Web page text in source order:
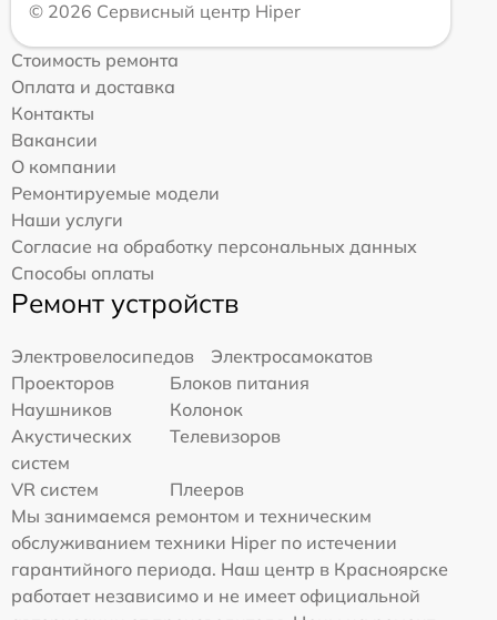
© 2026 Сервисный центр Hiper
Стоимость ремонта
Оплата и доставка
Контакты
Вакансии
О компании
Ремонтируемые модели
Наши услуги
Согласие на обработку персональных данных
Способы оплаты
Ремонт устройств
Электровелосипедов
Электросамокатов
Проекторов
Блоков питания
Наушников
Колонок
Акустических
систем
Телевизоров
VR систем
Плееров
Мы занимаемся ремонтом и техническим
обслуживанием техники Hiper по истечении
гарантийного периода. Наш центр в Красноярске
работает независимо и не имеет официальной